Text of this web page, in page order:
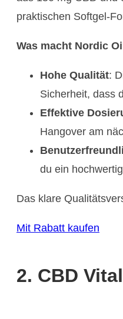
praktischen Softgel-
Was macht Nordic
Hohe Qualität:
Sicherheit, dass
Effektive
Hangover am
du ein
Das klare
Mit Rabatt kaufen
2. CBD